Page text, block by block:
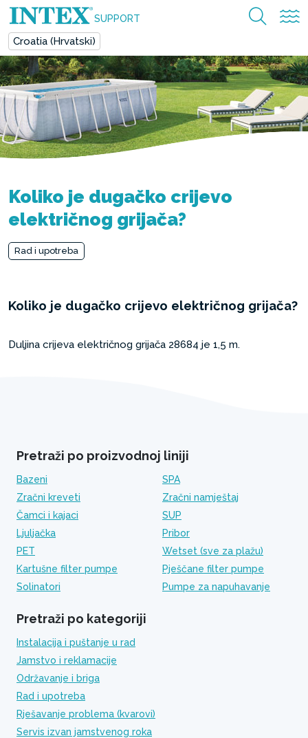
SUPPORT
Croatia (Hrvatski)
Koliko je dugačko crijevo
električnog grijača?
Rad i upotreba
Koliko je dugačko crijevo električnog grijača?
Duljina crijeva električnog grijača 28684 je 1,5 m.
Pretraži po proizvodnoj liniji
Bazeni
SPA
Zračni kreveti
Zračni namještaj
Čamci i kajaci
SUP
Ljuljačka
Pribor
PET
Wetset (sve za plažu)
Kartušne filter pumpe
Pješčane filter pumpe
Solinatori
Pumpe za napuhavanje
Pretraži po kategoriji
Instalacija i puštanje u rad
Jamstvo i reklamacije
Održavanje i briga
Rad i upotreba
Rješavanje problema (kvarovi)
Servis izvan jamstvenog roka